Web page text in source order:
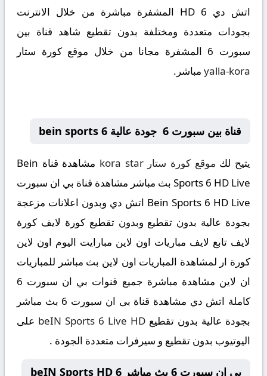
اتش دي 6 HD المشفرة مباشرة من خلال الانترنت
بجودات متعددة ومختلفة بدون تقطيع شاهد قناة بين
سبورت 6 المشفرة مجانا من خلال موقع كورة ستار
yalla-kora مباشر.
قناة بين سبورت 6 جودة عالية bein sports 6
يتيح لك موقع كورة ستار kora star
مشاهدة قناة Bein
Sports 6 HD Live بث مباشر مشاهدة قناة بي ان سبورت
Bein Sports 6 HD Live اتش دي وبدون اعلانات مزعجة
بجودة عالية بدون تقطيع وبدون تقطيع كورة لايف كورة
لايف تابع لايف مباريات اون لاين مبارايت اليوم اون لاين
كورة ار لمشاهدة المباريات اون لاين بث مباشر للمباريات
ان لاين مشاهدة مباشرة جميع قنوات بي ان سبورت 6
كاملة اتش دي مشاهدة قناة بى ان سبورت 6 بث مباشر
بجودة عالية بدون تقطيع beIN Sports 6 Live HD على
اليوتيوب بدون تقطيع و سيرفرات متعددة الجودة .
بى ان سبورت 6 بث مباشر beIN Sports HD 6